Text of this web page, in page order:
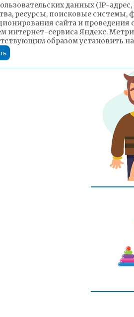
данных (IP-
ресурсы, поисковые
сайта и
интернет-сервиса Яндекс.
образом установить